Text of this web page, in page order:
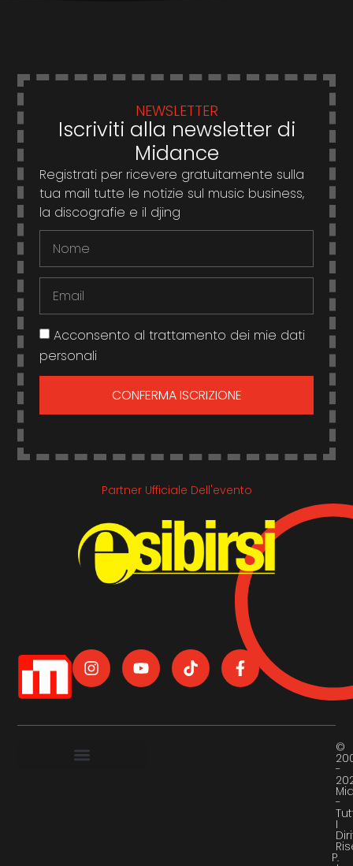
NEWSLETTER
Iscriviti alla newsletter di
Midance
Registrati per ricevere gratuitamente sulla
tua mail tutte le notizie sul music business,
la discografie e il djing
Acconsento al trattamento dei mie dati
personali
CONFERMA ISCRIZIONE
Partner Ufficiale Dell'evento
©
-
-
I
P.